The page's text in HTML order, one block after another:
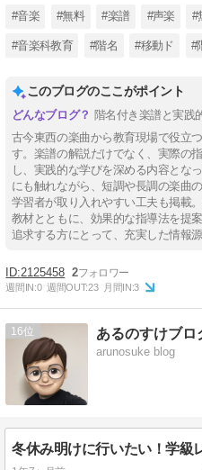
#音楽 #無料 #楽譜 #声楽 #
#音楽科教育 #階名 #移動ド #
このブログのここがポイント
階名付き楽譜と実践
古今東西の楽曲から教育現場で役立
す。楽譜の解説だけでなく、実際の
し、実践的な学びを深める内容とな
にも触れながら、短調や長調の楽曲
学習者が取り入れやすい工夫も掲載
教材とともに、効果的な指導法を提
追求する方にとって、充実した情報
2125458 2
週間IN:0 週間OUT:23 月間IN:3
16 あるのすけブロ
arunosuke blog